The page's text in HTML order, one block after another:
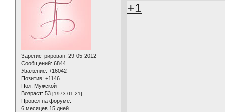
Зарегистрирован: 29-05-2012
Сообщений: 6844
Уважение: +16042
Позитив: +1146
Пол: Мужской
Возраст: 53 [1973-01-21]
Провел на форуме:
6 месяцев 15 дней
+1